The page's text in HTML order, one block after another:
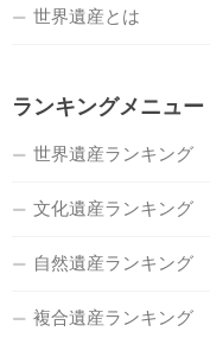
世界遺産とは
ランキングメニュー
世界遺産ランキング
文化遺産ランキング
自然遺産ランキング
複合遺産ランキング